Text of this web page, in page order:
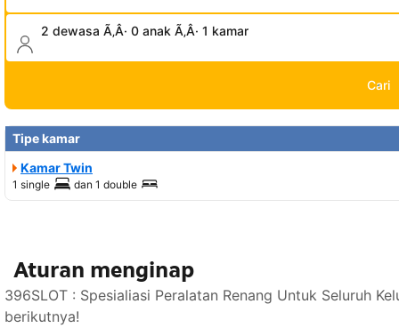
2 dewasa Ã‚Â· 0 anak Ã‚Â· 1 kamar
Cari
Tipe kamar
Kamar Twin
1 single dan 1 double
Aturan menginap
396SLOT : Spesialiasi Peralatan Renang Untuk Seluruh
berikutnya!